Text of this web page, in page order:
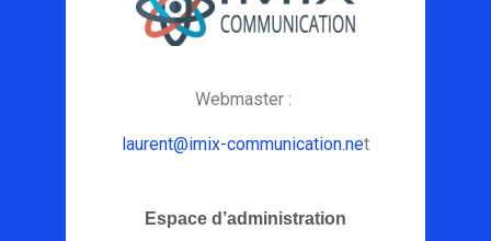
Webmaster :
laurent@imix-communication.net
Espace d’administration